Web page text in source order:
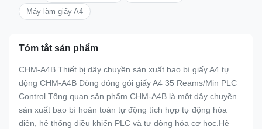
Máy làm giấy A4
Tóm tắt sản phẩm
CHM-A4B Thiết bị dây chuyền sản xuất bao bì giấy A4 tự
động CHM-A4B Dòng đóng gói giấy A4 35 Reams/Min PLC
Control Tổng quan sản phẩm CHM-A4B là một dây chuyền
sản xuất bao bì hoàn toàn tự động tích hợp tự động hóa
điện, hệ thống điều khiển PLC và tự động hóa cơ học.Hệ